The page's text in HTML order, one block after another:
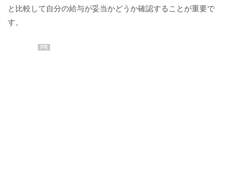
と比較して自分の給与が妥当かどうか確認することが重要で
す。
PR